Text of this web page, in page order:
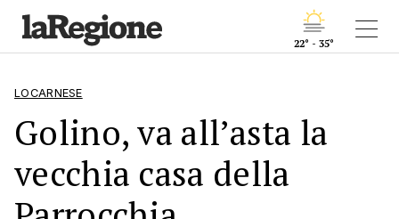
22° - 35°
LOCARNESE
Golino, va all’asta la
vecchia casa della